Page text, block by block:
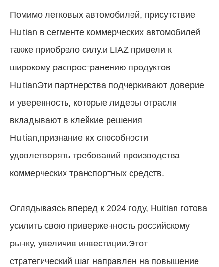
Помимо легковых автомобилей, присутствие
Huitian в сегменте коммерческих автомобилей
также приобрело силу.и LIAZ привели к
широкому распространению продуктов
HuitianЭти партнерства подчеркивают доверие
и уверенность, которые лидеры отрасли
вкладывают в клейкие решения
Huitian,признание их способности
удовлетворять требований производства
коммерческих транспортных средств.
Оглядываясь вперед к 2024 году, Huitian готова
усилить свою приверженность российскому
рынку, увеличив инвестиции.Этот
стратегический шаг направлен на повышение